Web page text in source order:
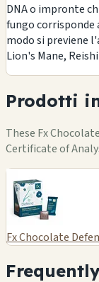
DNA o impronte
fungo
modo si previene
Lion's Mane,
Prodotti
These Fx
Certificate of
Fx Chocolate